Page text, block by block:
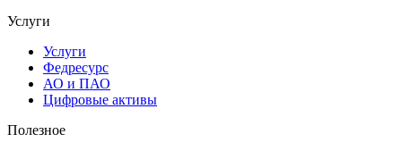
Услуги
Услуги
Федресурс
АО и ПАО
Цифровые активы
Полезное